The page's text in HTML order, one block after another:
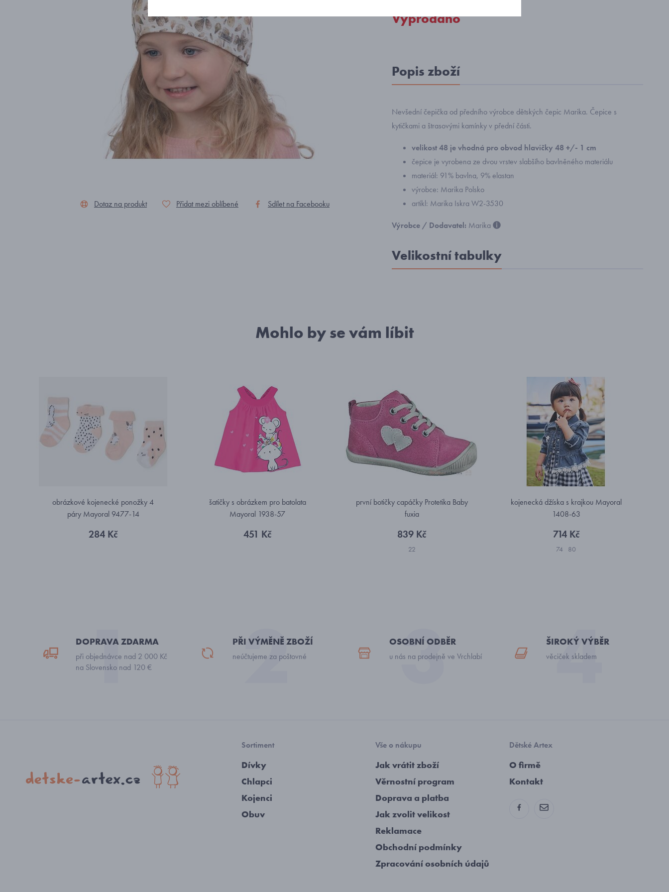
Dotaz na produkt Přidat mezi oblíbené Sdílet na Facebooku
Vyprodáno
Popis zboží
Nevšední čepička od předního výrobce dětských čepic Marika. Čepice s
kytičkami a štrasovými kamínky v přední části.
velikost 48 je vhodná pro obvod hlavičky 48 +/- 1 cm
čepice je vyrobena ze dvou vrstev slabšího bavlněného materiálu
materiál: 91% bavlna, 9% elastan
výrobce: Marika Polsko
artikl: Marika Iskra W2-3530
Výrobce / Dodavatel: Marika
Velikostní tabulky
Mohlo by se vám líbit
obrázkové kojenecké ponožky 4
páry Mayoral 9477-14
284 Kč
šatičky s obrázkem pro batolata
Mayoral 1938-57
451 Kč
první botičky capáčky Protetika Baby
fuxia
839 Kč
22
kojenecká džíska s krajkou Mayoral
1408-63
714 Kč
74 80
DOPRAVA ZDARMA
při objednávce nad 2 000 Kč
na Slovensko nad 120 €
PŘI VÝMĚNĚ ZBOŽÍ
neúčtujeme za poštovné
OSOBNÍ ODBĚR
u nás na prodejně ve Vrchlabí
ŠIROKÝ VÝBĚR
věciček skladem
Sortiment
Dívky
Chlapci
Kojenci
Obuv
Vše o nákupu
Jak vrátit zboží
Věrnostní program
Doprava a platba
Jak zvolit velikost
Reklamace
Obchodní podmínky
Zpracování osobních údajů
Dětské Artex
O firmě
Kontakt